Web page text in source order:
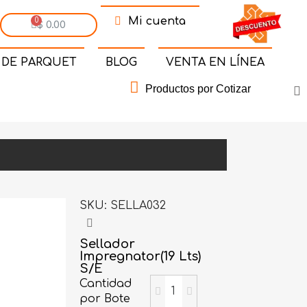
$ 0.00 Mi cuenta
PARQUET BLOG VENTA EN LÍNEA
Productos por Cotizar
SKU SELLA032
Sellador
Impregnator(19 Lts)
S/E
Cantidad
por Bote